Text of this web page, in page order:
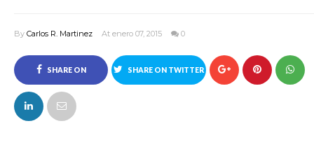
By Carlos R. Martinez At enero 07, 2015 0
SHARE ON
FACEBOOK
SHARE ON TWITTER